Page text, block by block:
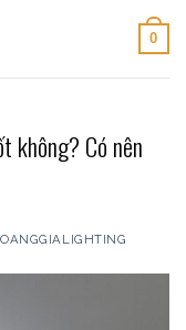
0
không? Có nên